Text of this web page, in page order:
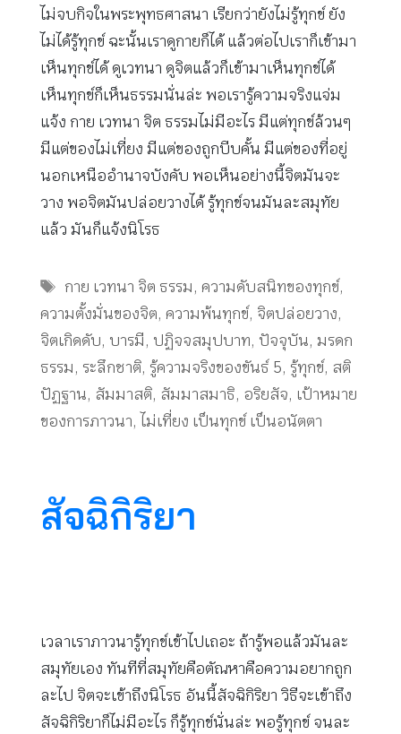
ไม่จบกิจในพระพุทธศาสนา เรียกว่ายังไม่รู้ทุกข์ ยัง
ไม่ได้รู้ทุกข์ ฉะนั้นเราดูกายก็ได้ แล้วต่อไปเราก็เข้ามา
เห็นทุกข์ได้ ดูเวทนา ดูจิตแล้วก็เข้ามาเห็นทุกข์ได้
เห็นทุกข์ก็เห็นธรรมนั่นล่ะ พอเรารู้ความจริงแจ่ม
แจ้ง กาย เวทนา จิต ธรรมไม่มีอะไร มีแต่ทุกข์ล้วนๆ
มีแต่ของไม่เที่ยง มีแต่ของถูกบีบคั้น มีแต่ของที่อยู่
นอกเหนืออำนาจบังคับ พอเห็นอย่างนี้จิตมันจะ
วาง พอจิตมันปล่อยวางได้ รู้ทุกข์จนมันละสมุทัย
แล้ว มันก็แจ้งนิโรธ
Tags
กาย เวทนา จิต ธรรม,ความดับสนิทของทุกข์,
ความตั้งมั่นของจิต, ความพ้นทุกข์, จิตปล่อยวาง,
จิตเกิดดับ, บารมี, ปฏิจจสมุปบาท, ปัจจุบัน, มรดก
ธรรม, ระลึกชาติ, รู้ความจริงของขันธ์ 5, รู้ทุกข์, สติ
ปัฏฐาน, สัมมาสติ, สัมมาสมาธิ, อริยสัจ, เป้าหมาย
ของการภาวนา, ไม่เที่ยง เป็นทุกข์ เป็นอนัตตา
สัจฉิกิริยา
เวลาเราภาวนารู้ทุกข์เข้าไปเถอะ ถ้ารู้พอแล้วมันละ
สมุทัยเอง ทันทีที่สมุทัยคือตัณหาคือความอยากถูก
ละไป จิตจะเข้าถึงนิโรธ อันนี้สัจฉิกิริยา วิธีจะเข้าถึง
สัจฉิกิริยาก็ไม่มีอะไร ก็รู้ทุกข์นั่นล่ะ พอรู้ทุกข์ จนละ